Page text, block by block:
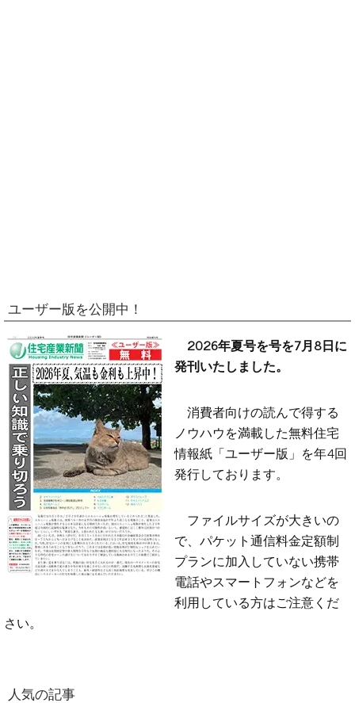
ユーザー版を公開中！
2026年夏号を号を7月8日に
発刊いたしました。
消費者向けの読んで得する
ノウハウを満載した無料住宅
情報紙「ユーザー版」を年4回
発行しております。
ファイルサイズが大きいの
で、パケット通信料金定額制
プランに加入していない携帯
電話やスマートフォンなどを
利用している方はご注意くだ
さい。
人気の記事